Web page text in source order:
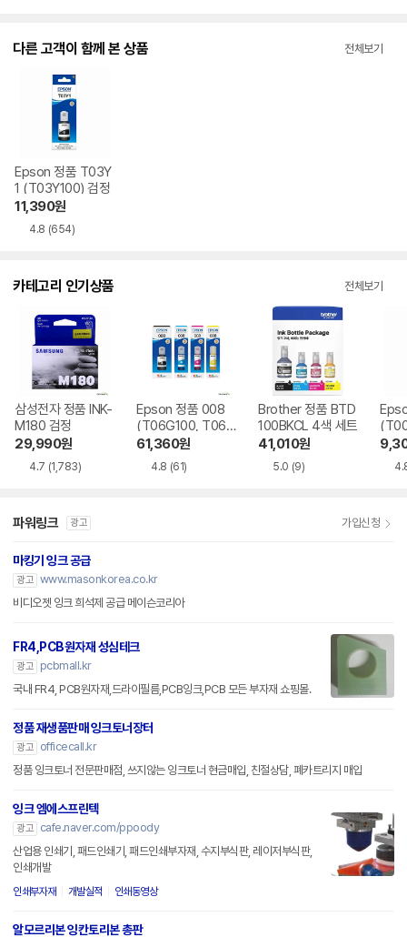
다른 고객이 함께 본 상품 전체보기
Epson 정품 T03Y
1 (T03Y100) 검정
11,390원
4.8 (654)
카테고리 인기상품 전체보기
삼성전자 정품 INK-
M180 검정
29,990원
4.7 (1,783)
Epson 정품 008
(T06G100, T06G
200, T06G300,
T06G400) 4색 세
61,360원
4.8 (61)
Brother 정품 BTD
100BKCL 4색 세트
41,010원
5.0 (9)
파워링크 광고 가입신청
마킹기 잉크 공급
광고 www.masonkorea.co.kr
비디오젯 잉크 희석제 공급 메이슨코리아
FR4,PCB원자재 성심테크
광고
pcbmall.kr
국내 FR4, PCB원자재,드라이필름,PCB잉크,PCB 모든 부자재 쇼핑몰.
정품 재생품판매 잉크토너장터
광고
officecall.kr
정품 잉크토너 전문판매점, 쓰지않는 잉크토너 현금매입, 친절상담, 폐카트리지 매입
잉크 엠에스프린텍
광고
cafe.naver.com/ppoody
산업용 인쇄기, 패드인쇄기, 패드인쇄부자재, 수지부식판, 레이저부식판,
인쇄개발
인쇄부자재 개발실적 인쇄동영상
알모르리본 잉칸토리본 총판